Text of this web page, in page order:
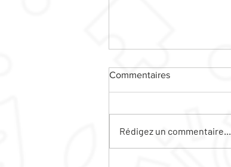
Commentaires
Rédigez un commentaire...